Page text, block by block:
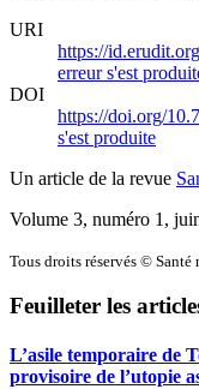
URI
https://
erreur s'est
DOI
https://doi.org/
s'est produite
Un article de la revue
Volume 3, numéro 1,
Tous droits réservés © Santé
Feuilleter les
L’asile temporaire de
provisoire de l’utopie